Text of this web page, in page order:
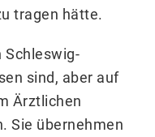
tragen hätte.
Schleswig-
sind, aber auf
Ärztlichen
Sie übernehmen